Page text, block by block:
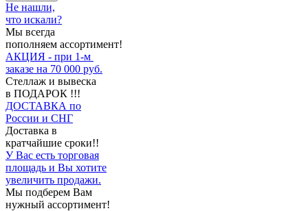
Не нашли,
что искали?
Мы всегда
пополняем ассортимент!
АКЦИЯ - при 1-м
заказе на 70 000 руб.
Стеллаж и вывеска
в ПОДАРОК !!!
ДОСТАВКА по
России и СНГ
Доставка в
кратчайшие сроки!!
У Вас есть торговая
площадь и Вы хотите
увеличить продажи.
Мы подберем Вам
нужный ассортимент!